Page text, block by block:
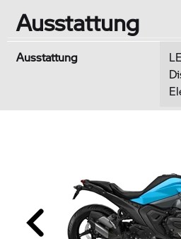
Ausstattung
Ausstattung